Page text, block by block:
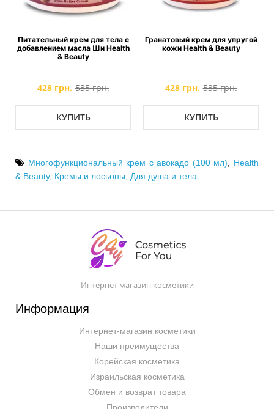
Питательный крем для тела с
добавлением масла Ши Health
& Beauty
428 грн. 535 грн.
КУПИТЬ
Гранатовый крем для упругой
кожи Health & Beauty
428 грн. 535 грн.
КУПИТЬ
Многофункциональный крем с авокадо (100 мл)
Health
& Beauty, Кремы и лосьоны Для душа и тела
Интернет магазин косметики
Информация
Интернет-магазин косметики
Наши преимущества
Корейская косметика
Израильская косметика
Обмен и возврат товара